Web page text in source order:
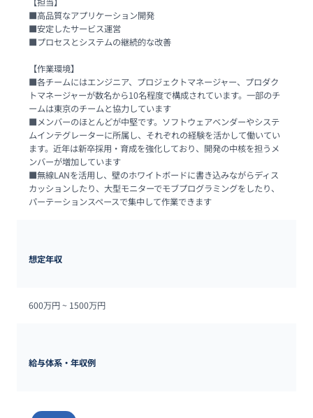
■高品質なアプリケーション開発
■安定したサービス運営
■プロセスとシステムの継続的な改善
【作業環境】
■各チームにはエンジニア、プロジェクトマネージャー、プロダク
トマネージャーが数名から10名程度で構成されています。一部のチ
ームは東京のチームと協力しています
■メンバーのほとんどが中堅です。ソフトウェアベンダーやシステ
ムインテグレーターに所属し、それぞれの経験を活かして働いてい
ます。近年は新卒採用・育成を強化しており、開発の中核を担うメ
ンバーが増加しています
■無線LANを活用し、壁のホワイトボードに書き込みながらディス
カッションしたり、大型モニターでモブプログラミングをしたり、
パーテーションスペースで集中して作業できます
想定年収
600万円 ~ 1500万円
給与体系・年収例